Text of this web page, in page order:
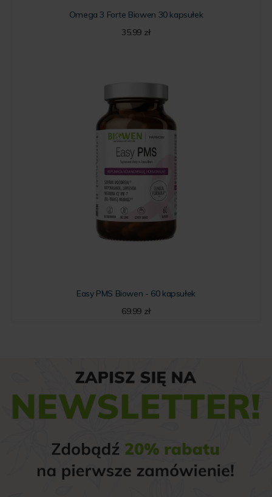
Omega 3 Forte Biowen 30 kapsułek
35.99 zł
Easy PMS Biowen - 60 kapsułek
69.99 zł